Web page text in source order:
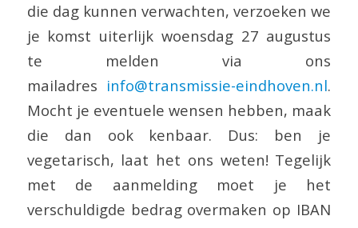
die dag kunnen verwachten, verzoeken we
je komst uiterlijk woensdag 27 augustus
te melden via ons
mailadres info@transmissie-eindhoven.nl.
Mocht je eventuele wensen hebben, maak
die dan ook kenbaar. Dus: ben je
vegetarisch, laat het ons weten! Tegelijk
met de aanmelding moet je het
verschuldigde bedrag overmaken op IBAN